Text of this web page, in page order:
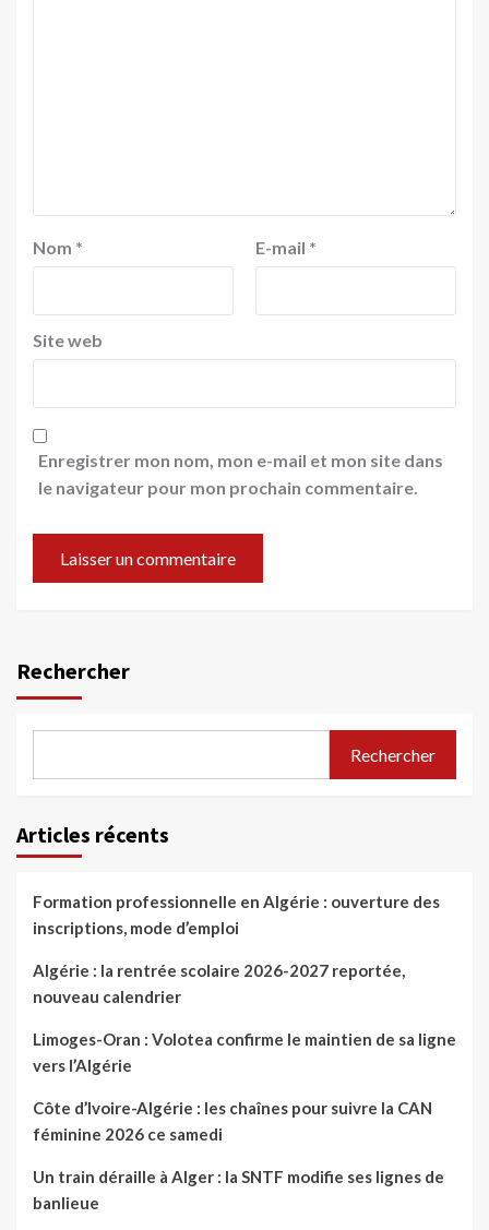
Nom * E-mail *
Site web
Enregistrer mon nom, mon e-mail et mon site dans
le navigateur pour mon prochain commentaire.
Rechercher
Rechercher
Articles récents
Formation professionnelle en Algérie : ouverture des
inscriptions, mode d’emploi
Algérie : la rentrée scolaire 2026-2027 reportée,
nouveau calendrier
Limoges-Oran : Volotea confirme le maintien de sa ligne
vers l’Algérie
Côte d’Ivoire-Algérie : les chaînes pour suivre la CAN
féminine 2026 ce samedi
Un train déraille à Alger : la SNTF modifie ses lignes de
banlieue